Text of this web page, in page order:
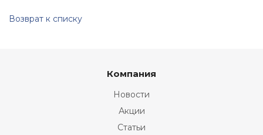
Возврат к списку
Компания
Новости
Акции
Статьи